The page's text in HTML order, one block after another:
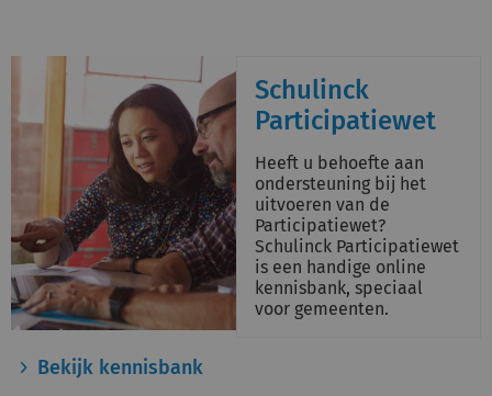
Schulinck
Participatiewet
Heeft u behoefte aan
ondersteuning bij het
uitvoeren van de
Participatiewet?
Schulinck Participatiewet
is een handige online
kennisbank, speciaal
voor gemeenten.
Bekijk kennisbank